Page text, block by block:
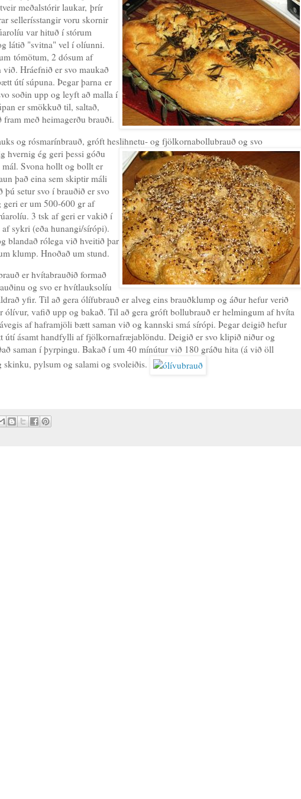
meðalstórir laukar, þrír
sellerísstangir voru skornir
var hituð í stórum
látið "svitna" vel í olíunni.
tómötum, 2 dósum af
við. Hráefnið er svo maukað
útí súpuna. Þegar þarna er
soðin upp og leyft að malla í
er smökkuð til, saltað,
með heimagerðu brauði.
og rósmarínbrauð, gróft heslihnetu- og fjölkornabollubrauð og svo
hvernig ég geri þessi góðu
Svona hollt og bollt er
það eina sem skiptir máli
þú setur svo í brauðið er svo
geri er um 500-600 gr af
3 tsk af geri er vakið í
sykri (eða hunangi/sírópi).
blandað rólega við hveitið þar
klump. Hnoðað um stund.
er hvítabrauðið formað
og svo er hvítlauksolíu
yfir. Til að gera ólífubrauð er alveg eins brauðklump og áður hefur verið
ólívur, vafið upp og bakað. Til að gera gróft bollubrauð er helmingum af hvíta
af haframjöli bætt saman við og kannski smá sírópi. Þegar deigið hefur
útí ásamt handfylli af fjölkornafræjablöndu. Deigið er svo klipið niður og
saman í þyrpingu. Bakað í um 40 mínútur við 180 gráðu hita (á við öll
pylsum og salami og svoleiðis.